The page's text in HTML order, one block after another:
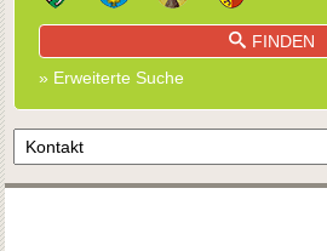
FINDEN
» Erweiterte Suche